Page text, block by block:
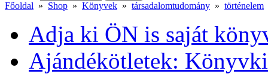
Főoldal » Shop » Könyvek » társadalomtudomány » történelem
Adja ki ÖN is saját
Ajándékötletek: